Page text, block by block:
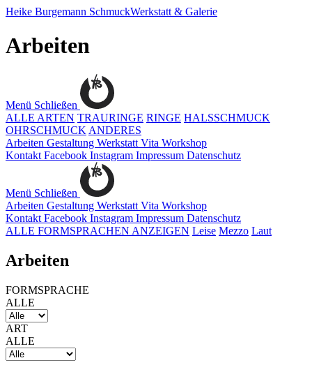
Heike Burgemann SchmuckWerkstatt & Galerie
Arbeiten
Menü Schließen
ALLE ARTEN TRAURINGE RINGE HALSSCHMUCK
OHRSCHMUCK ANDERES
Arbeiten Gestaltung Werkstatt Vita Workshop
Kontakt Facebook Instagram Impressum Datenschutz
Menü Schließen
Arbeiten Gestaltung Werkstatt Vita Workshop
Kontakt Facebook Instagram Impressum Datenschutz
ALLE FORMSPRACHEN ANZEIGEN Leise Mezzo Laut
Arbeiten
FORMSPRACHE
ALLE
ART
ALLE